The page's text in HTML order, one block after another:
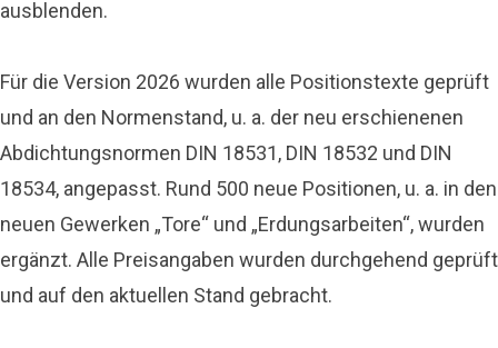
ausblenden.
Für die Version 2026 wurden alle Positionstexte geprüft
und an den Normenstand, u. a. der neu erschienenen
Abdichtungsnormen DIN 18531, DIN 18532 und DIN
18534, angepasst. Rund 500 neue Positionen, u. a. in den
neuen Gewerken „Tore“ und „Erdungsarbeiten“, wurden
ergänzt. Alle Preisangaben wurden durchgehend geprüft
und auf den aktuellen Stand gebracht.